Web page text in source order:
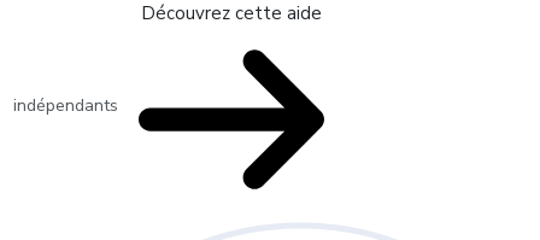
indépendants
Découvrez cette aide